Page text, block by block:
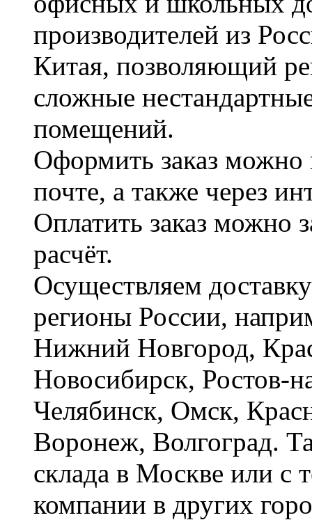
производителей из
Китая, позволяющий
сложные
помещений.
Оформить заказ можно
почте, а также через
Оплатить заказ можно
расчёт.
Осуществляем
регионы России,
Нижний Новгород,
Новосибирск, Ростов-
Челябинск, Омск,
Воронеж, Волгоград.
склада в Москве или с
компании в других